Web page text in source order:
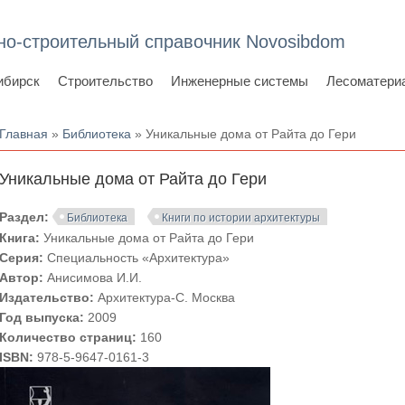
строительный справочник Novosibdom
Строительство Инженерные системы
Вы здесь
Главная » Библиотека » Уникальные дома от Райта до Гери
Уникальные дома от Райта до Гери
Раздел: Библиотека Книги по истории архитектуры
Книга:Уникальные дома от Райта до Гери
Серия:Специальность «Архитектура»
Автор:Анисимова И.И.
Издательство:Архитектура-С. Москва
Год выпуска: 2009
Количество страниц: 160
ISBN:978-5-9647-0161-3